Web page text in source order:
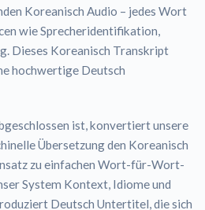
Koreanisch Audio – jedes Wort
wie Sprecheridentifikation,
Dieses Koreanisch Transkript
hochwertige Deutsch
ist, konvertiert unsere
Übersetzung den Koreanisch
zu einfachen Wort-für-Wort-
System Kontext, Idiome und
Deutsch Untertitel, die sich